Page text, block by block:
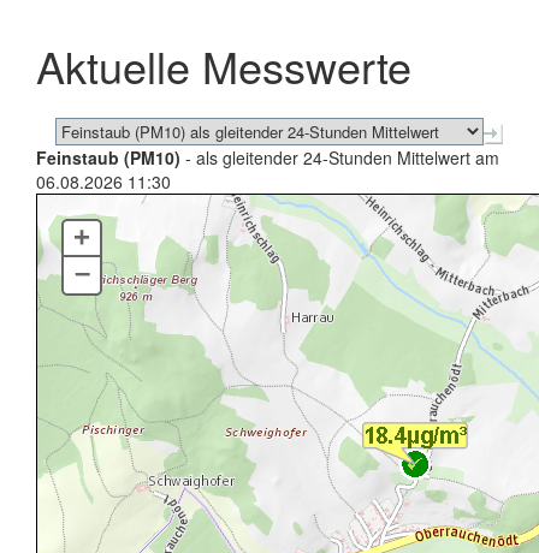
schließen
Aktuelle Messwerte
Feinstaub (PM10) - als gleitender 24-Stunden Mittelwert am
06.08.2026 11:30
+
–